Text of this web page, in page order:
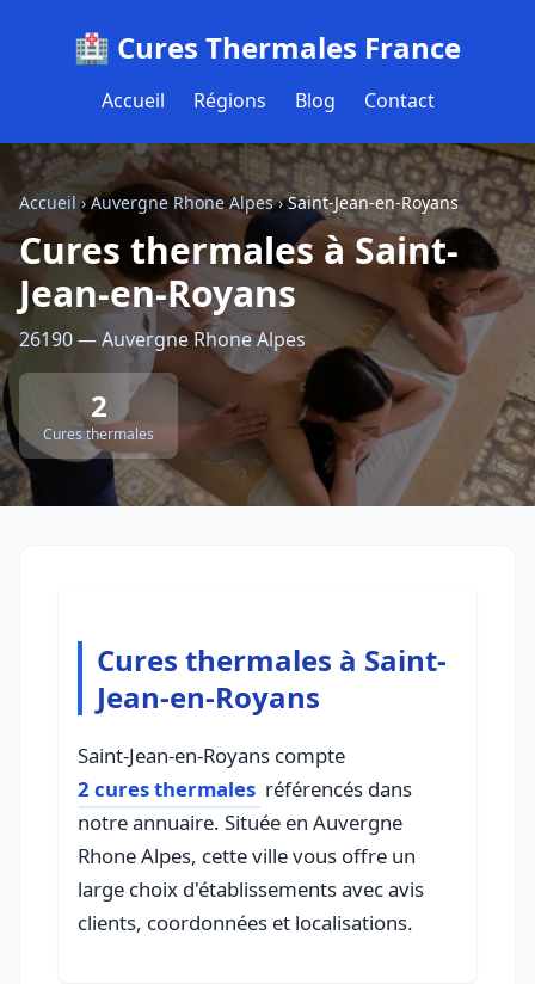
🏥 Cures Thermales France
Accueil Régions Blog Contact
Accueil ›Auvergne Rhone Alpes›Saint-Jean-en-Royans
Cures thermales à Saint-
Jean-en-Royans
26190 — Auvergne Rhone Alpes
2
Cures thermales
Cures thermales à Saint-
Jean-en-Royans
Saint-Jean-en-Royans compte
2 cures thermales référencés dans
notre annuaire. Située en Auvergne
Rhone Alpes, cette ville vous offre un
large choix d'établissements avec avis
clients, coordonnées et localisations.